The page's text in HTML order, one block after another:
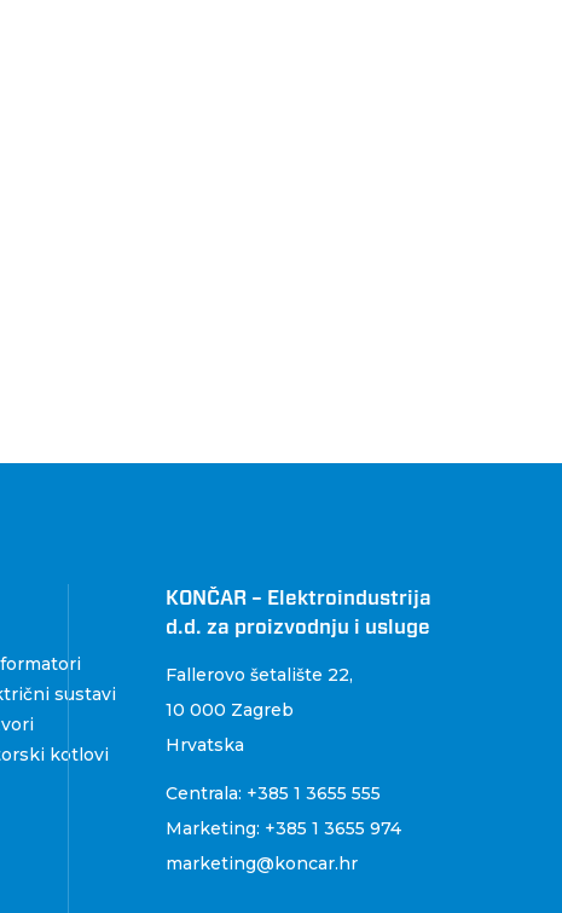
sustavi
kotlovi
KONČAR – Elektroindustrija
d.d. za proizvodnju i usluge
Fallerovo šetalište 22,
10 000 Zagreb
Hrvatska
Centrala: +385 1 3655 555
Marketing: +385 1 3655 974
marketing@koncar.hr